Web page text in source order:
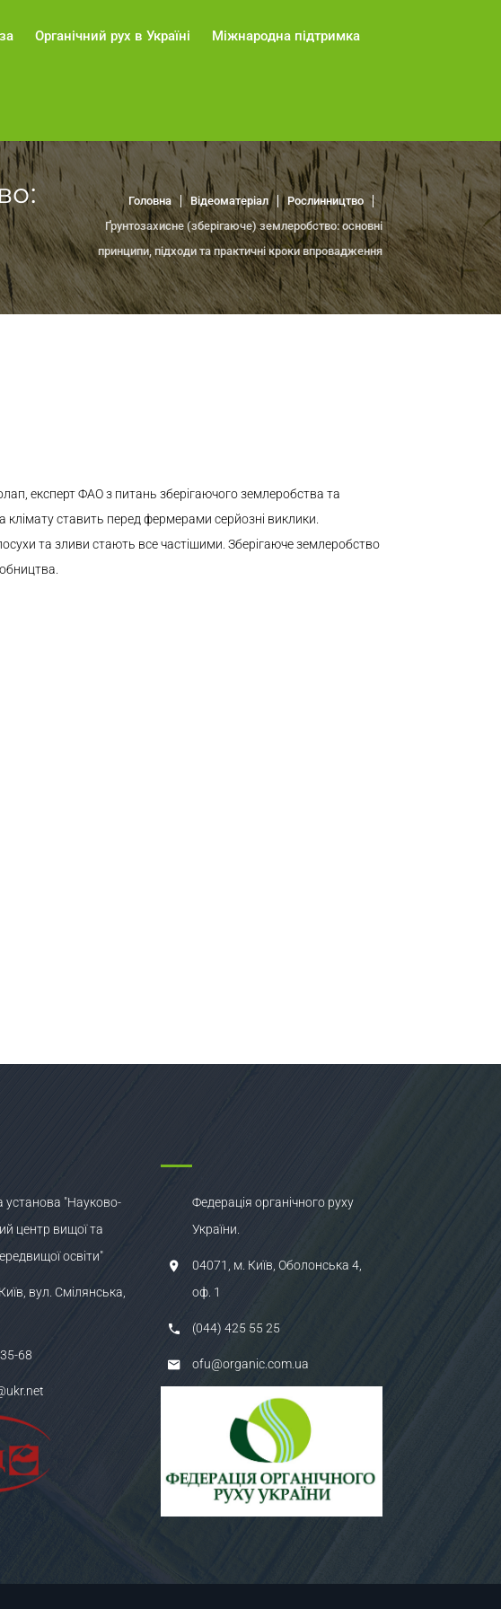
Органічний рух в Україні Міжнародна підтримка
Головна Відеоматеріал
Рослинництво
Ґрунтозахисне (зберігаюче) землеробство: основні
принципи, підходи та практичні кроки впровадження
експерт ФАО з питань зберігаючого землеробства та
клімату ставить перед фермерами серйозні виклики.
та зливи стають все частішими. Зберігаюче землеробство
"Науково-
центр вищої та
освіти"
вул. Смілянська,
68
Федерація органічного руху
України.
04071, м. Київ, Оболонська 4,
оф. 1
(044) 425 55 25
ofu@organic.com.ua